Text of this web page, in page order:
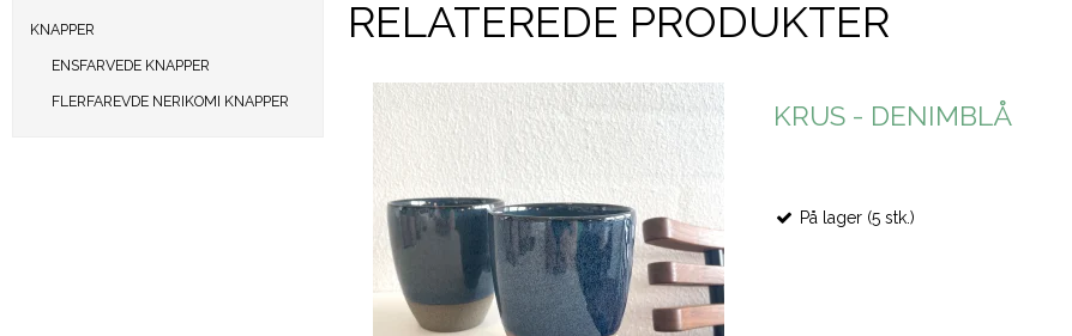
KNAPPER
ENSFARVEDE KNAPPER
FLERFAREVDE NERIKOMI KNAPPER
RELATEREDE PRODUKTER
KRUS - DENIMBLÅ
På lager (5 stk.)